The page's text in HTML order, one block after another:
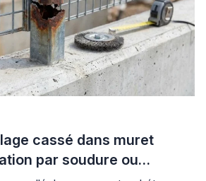
cassé dans muret
par soudure ou